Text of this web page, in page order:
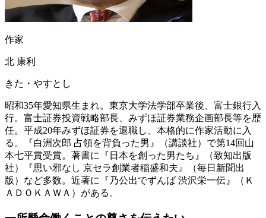
作家
北 康利
きた・やすとし
昭和35年愛知県生まれ。東京大学法学部卒業後、富士銀行入
行。富士証券投資戦略部長、みずほ証券業務企画部長等を歴
任。平成20年みずほ証券を退職し、本格的に作家活動に入
る。『白洲次郎 占領を背負った男』（講談社）で第14回山
本七平賞受賞。著書に『日本を創った男たち』（致知出版
社）『思い邪なし 京セラ創業者稲盛和夫』（毎日新聞出
版）など多数。近著に『乃公出でずんば 渋沢栄一伝』（Ｋ
ＡＤＯＫＡＷＡ）がある。